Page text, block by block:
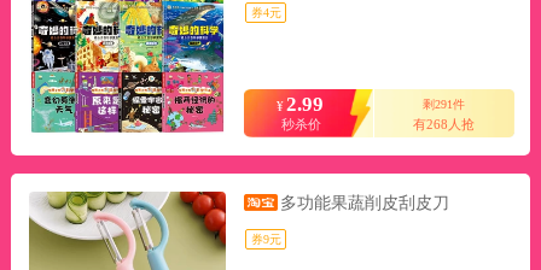
券4元
¥ 2.99
秒杀价
剩291件
有268人抢
多功能果蔬削皮刮皮刀
券9元